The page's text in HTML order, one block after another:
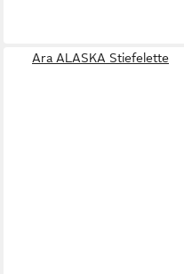
Ara ALASKA Stiefelette